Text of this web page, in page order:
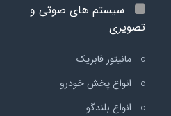
سیستم های صوتی و
تصویری
مانیتور فابریک
انواع پخش خودرو
انواع بلندگو